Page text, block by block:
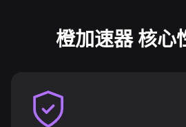
橙加速器 核心